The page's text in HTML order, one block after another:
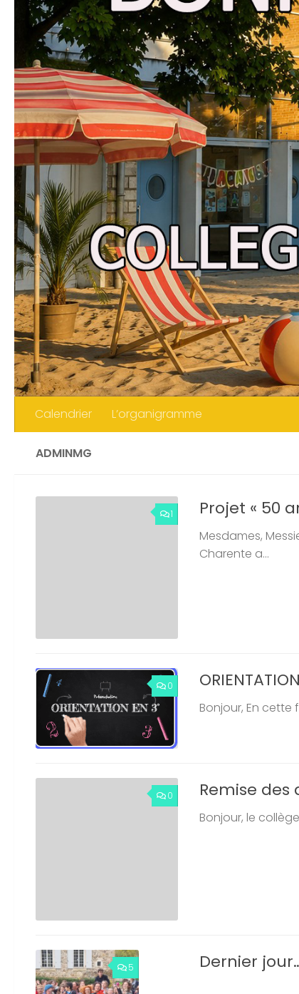
Calendrier L’organigramme
ADMINMG
1 Projet « 50
Mesdames,
Charente a...
0
Bonjour, En
0 Remise des
Bonjour, le
5 Dernier